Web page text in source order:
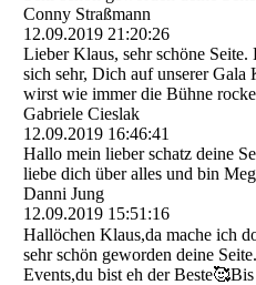
Conny Straßmann
12.09.2019 21:20:26
Lieber Klaus, sehr schöne
sich sehr, Dich auf unserer Gala
wirst wie immer die Bühne
Gabriele Cieslak
12.09.2019 16:46:41
Hallo mein lieber schatz deine
liebe dich über alles und bin
Danni Jung
12.09.2019 15:51:16
Hallöchen Klaus,da mache ich
sehr schön geworden deine
Events,du bist eh der